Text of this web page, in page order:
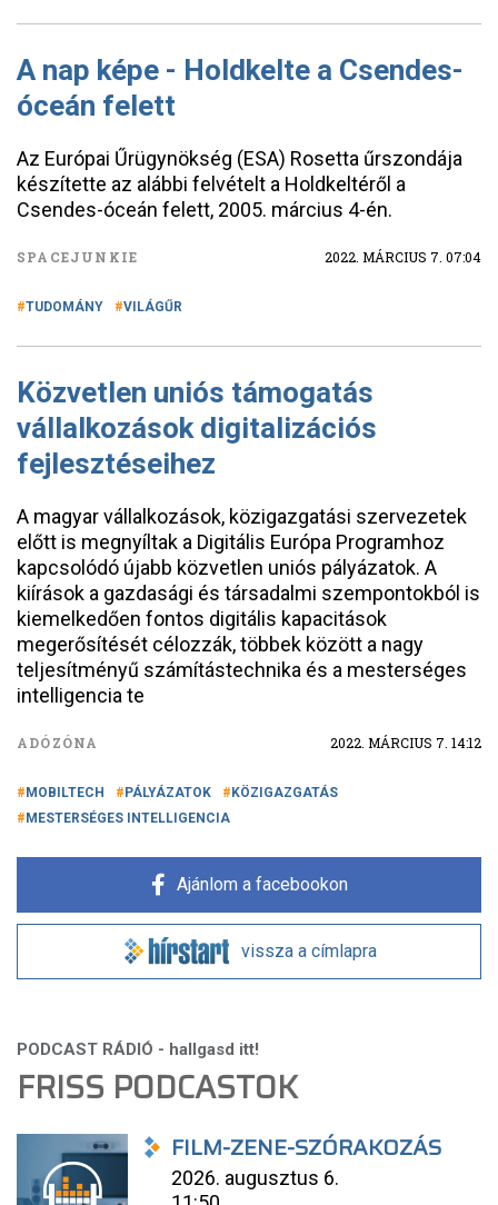
A nap képe - Holdkelte a Csendes-
óceán felett
Az Európai Űrügynökség (ESA) Rosetta űrszondája
készítette az alábbi felvételt a Holdkeltéről a
Csendes-óceán felett, 2005. március 4-én.
SPACEJUNKIE 2022. MÁRCIUS 7. 07:04
TUDOMÁNY VILÁGŰR
Közvetlen uniós támogatás
vállalkozások digitalizációs
fejlesztéseihez
A magyar vállalkozások, közigazgatási szervezetek
előtt is megnyíltak a Digitális Európa Programhoz
kapcsolódó újabb közvetlen uniós pályázatok. A
kiírások a gazdasági és társadalmi szempontokból is
kiemelkedően fontos digitális kapacitások
megerősítését célozzák, többek között a nagy
teljesítményű számítástechnika és a mesterséges
intelligencia te
ADÓZÓNA 2022. MÁRCIUS 7. 14:12
MOBILTECH PÁLYÁZATOK
KÖZIGAZGATÁS
MESTERSÉGES INTELLIGENCIA
Ajánlom a facebookon
vissza a címlapra
FRISS PODCASTOK
FILM-ZENE-SZÓRAKOZÁS
2026. augusztus 6.